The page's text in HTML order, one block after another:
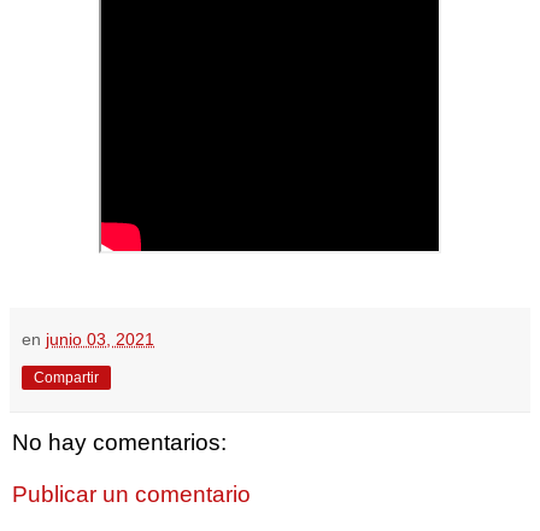
en junio 03, 2021
Compartir
No hay comentarios:
Publicar un comentario